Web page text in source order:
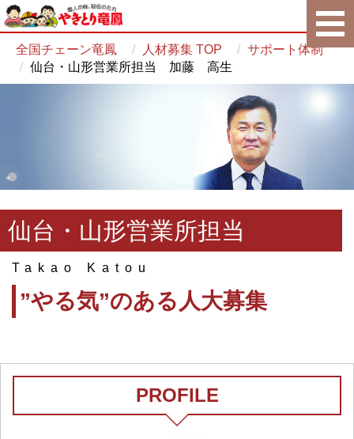
全国チェーン竜鳳 人材募集 TOP
サポート体制
仙台・山形営業所担当 加藤 高生
仙台・山形営業所担当
Takao Katou
”やる気”のある人大募集
PROFILE